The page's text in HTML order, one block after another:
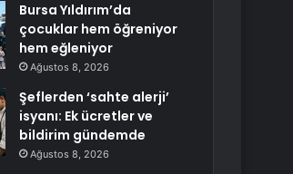
Bursa Yıldırım’da
çocuklar hem öğreniyor
hem eğleniyor
Ağustos 8, 2026
Şeflerden ‘sahte alerji’
isyanı: Ek ücretler ve
bildirim gündemde
Ağustos 8, 2026